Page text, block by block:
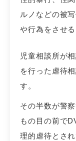
ルノなどの被
や行為をさせる
児童相談所が
を行った虐待
す。
その半数が警
もの目の前で
理的虐待とさ